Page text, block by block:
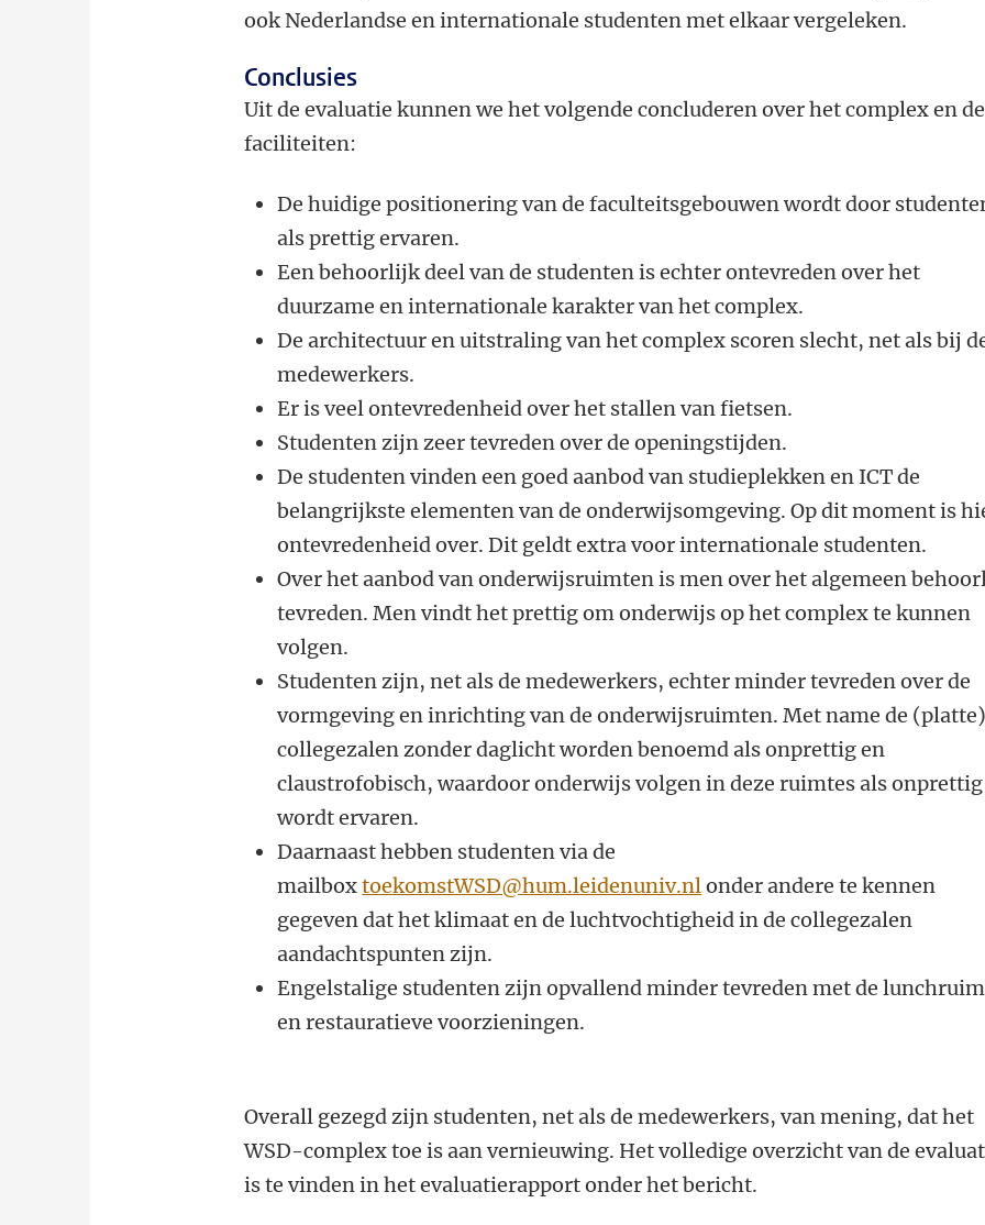
ook Nederlandse en internationale studenten met elkaar vergeleken.
Conclusies
Uit de evaluatie kunnen we het volgende concluderen over het complex en de
faciliteiten:
De huidige positionering van de faculteitsgebouwen wordt door
als prettig ervaren.
Een behoorlijk deel van de studenten is echter ontevreden over het
duurzame en internationale karakter van het complex.
De architectuur en uitstraling van het complex scoren slecht, net als bij
medewerkers.
Er is veel ontevredenheid over het stallen van fietsen.
Studenten zijn zeer tevreden over de openingstijden.
De studenten vinden een goed aanbod van studieplekken en ICT de
belangrijkste elementen van de onderwijsomgeving. Op dit moment is
ontevredenheid over. Dit geldt extra voor internationale studenten.
Over het aanbod van onderwijsruimten is men over het algemeen
tevreden. Men vindt het prettig om onderwijs op het complex te kunnen
volgen.
Studenten zijn, net als de medewerkers, echter minder tevreden over de
vormgeving en inrichting van de onderwijsruimten. Met name de (platte)
collegezalen zonder daglicht worden benoemd als onprettig en
claustrofobisch, waardoor onderwijs volgen in deze ruimtes als onprettig
wordt ervaren.
Daarnaast hebben studenten via de
mailboxtoekomstWSD@hum.leidenuniv.nlonder andere te kennen
gegeven dat het klimaat en de luchtvochtigheid in de collegezalen
aandachtspunten zijn.
Engelstalige studenten zijn opvallend minder tevreden met de
en restauratieve voorzieningen.
Overall gezegd zijn studenten, net als de medewerkers, van mening, dat het
WSD-complex toe is aan vernieuwing. Het volledige overzicht van de
is te vinden in het evaluatierapport onder het bericht.